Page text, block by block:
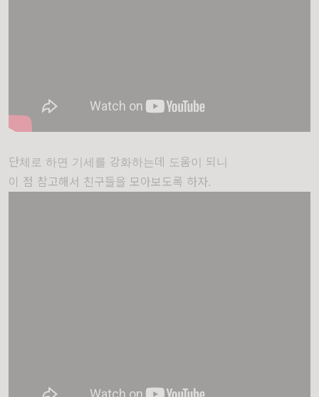
단체로 하면 기세를 강화하는데 도움이 되니
이 점 참고해서 친구들을 모아보도록 하자.